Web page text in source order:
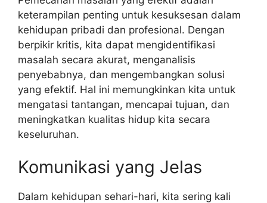
keterampilan penting untuk kesuksesan dalam
kehidupan pribadi dan profesional. Dengan
berpikir kritis, kita dapat mengidentifikasi
masalah secara akurat, menganalisis
penyebabnya, dan mengembangkan solusi
yang efektif. Hal ini memungkinkan kita untuk
mengatasi tantangan, mencapai tujuan, dan
meningkatkan kualitas hidup kita secara
keseluruhan.
Komunikasi yang Jelas
Dalam kehidupan sehari-hari, kita sering kali